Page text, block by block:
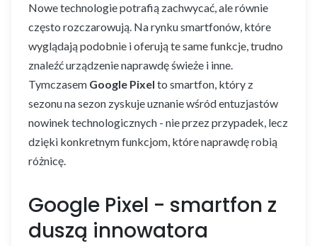
Nowe technologie potrafią zachwycać, ale równie
często rozczarowują. Na rynku smartfonów, które
wyglądają podobnie i oferują te same funkcje, trudno
znaleźć urządzenie naprawdę świeże i inne.
Tymczasem Google Pixel to smartfon, który z
sezonu na sezon zyskuje uznanie wśród entuzjastów
nowinek technologicznych - nie przez przypadek, lecz
dzięki konkretnym funkcjom, które naprawdę robią
różnicę.
Google Pixel - smartfon z
duszą innowatora